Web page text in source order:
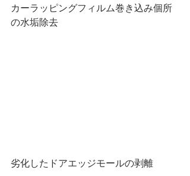
カーラッピングフィルム巻き込み個所
の水垢除去
劣化したドアエッジモールの剥離